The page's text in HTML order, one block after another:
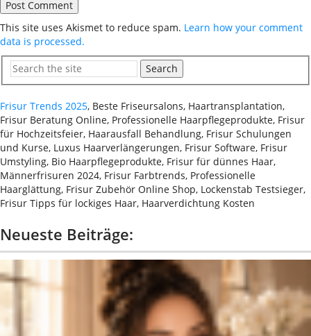
This site uses Akismet to reduce spam. Learn how your comment
data is processed.
Search
Frisur Trends 2025, Beste Friseursalons, Haartransplantation,
Frisur Beratung Online, Professionelle Haarpflegeprodukte, Frisur
für Hochzeitsfeier, Haarausfall Behandlung, Frisur Schulungen
und Kurse, Luxus Haarverlängerungen, Frisur Software, Frisur
Umstyling, Bio Haarpflegeprodukte, Frisur für dünnes Haar,
Männerfrisuren 2024, Frisur Farbtrends, Professionelle
Haarglättung, Frisur Zubehör Online Shop, Lockenstab Testsieger,
Frisur Tipps für lockiges Haar, Haarverdichtung Kosten
Neueste Beiträge: